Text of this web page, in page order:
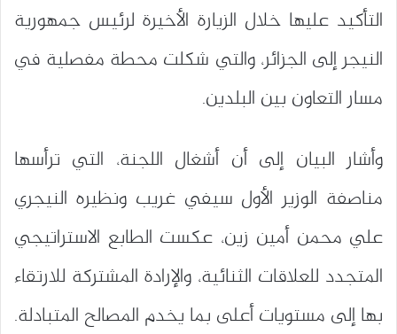
التأكيد عليها خلال الزيارة الأخيرة لرئيس جمهورية
النيجر إلى الجزائر، والتي شكلت محطة مفصلية في
مسار التعاون بين البلدين.
وأشار البيان إلى أن أشغال اللجنة، التي ترأسها
مناصفة الوزير الأول سيفي غريب ونظيره النيجري
علي محمن أمين زين، عكست الطابع الاستراتيجي
المتجدد للعلاقات الثنائية، والإرادة المشتركة للارتقاء
بها إلى مستويات أعلى بما يخدم المصالح المتبادلة.